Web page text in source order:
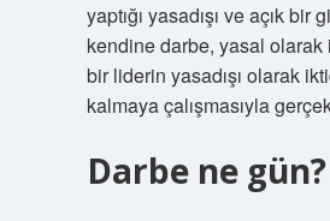
yaptığı yasadışı ve açık bir
kendine darbe, yasal olarak
bir liderin yasadışı olarak
kalmaya çalışmasıyla
Darbe ne gün?